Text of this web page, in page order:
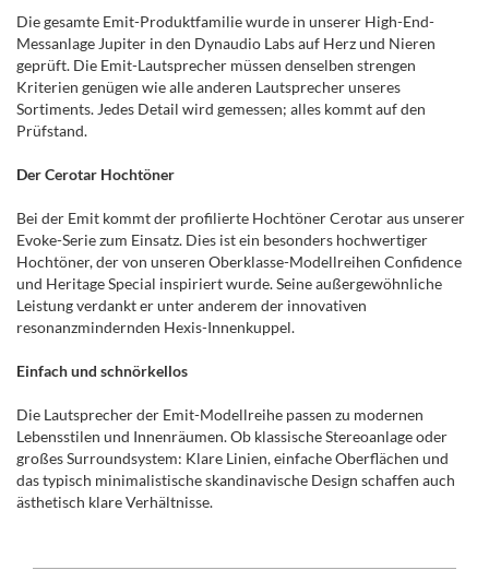
Die gesamte Emit-Produktfamilie wurde in unserer High-End-
Messanlage Jupiter in den Dynaudio Labs auf Herz und Nieren
geprüft. Die Emit-Lautsprecher müssen denselben strengen
Kriterien genügen wie alle anderen Lautsprecher unseres
Sortiments. Jedes Detail wird gemessen; alles kommt auf den
Prüfstand.
Der Cerotar Hochtöner
Bei der Emit kommt der profilierte Hochtöner Cerotar aus unserer
Evoke-Serie zum Einsatz. Dies ist ein besonders hochwertiger
Hochtöner, der von unseren Oberklasse-Modellreihen Confidence
und Heritage Special inspiriert wurde. Seine außergewöhnliche
Leistung verdankt er unter anderem der innovativen
resonanzmindernden Hexis-Innenkuppel.
Einfach und schnörkellos
Die Lautsprecher der Emit-Modellreihe passen zu modernen
Lebensstilen und Innenräumen. Ob klassische Stereoanlage oder
großes Surroundsystem: Klare Linien, einfache Oberflächen und
das typisch minimalistische skandinavische Design schaffen auch
ästhetisch klare Verhältnisse.